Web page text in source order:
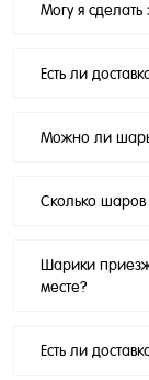
Могу я сделать
Есть ли
Можно ли
Сколько шаров
Шарики
месте?
Есть ли